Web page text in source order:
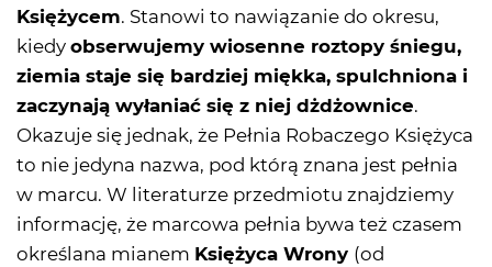
Księżycem. Stanowi to nawiązanie do okresu,
kiedy obserwujemy wiosenne roztopy śniegu,
ziemia staje się bardziej miękka, spulchniona i
zaczynają wyłaniać się z niej dżdżownice.
Okazuje się jednak, że Pełnia Robaczego Księżyca
to nie jedyna nazwa, pod którą znana jest pełnia
w marcu. W literaturze przedmiotu znajdziemy
informację, że marcowa pełnia bywa też czasem
określana mianem Księżyca Wrony (od